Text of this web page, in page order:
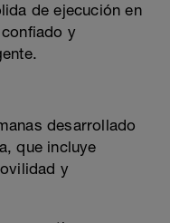
de ejecución en
y
desarrollado
que incluye
y